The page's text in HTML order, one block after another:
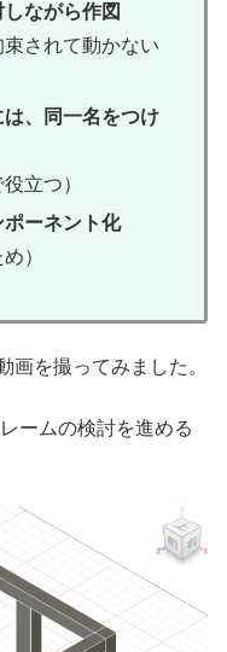
ながら作図
束されて動かない
、同一名をつけ
立つ）
ーネント化
）
画を撮ってみました。
ームの検討を進める